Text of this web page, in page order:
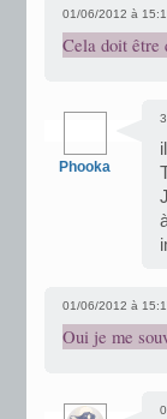
01/06/2012 à
Cela doit être
Phooka
01/06/2012 à
Oui je me